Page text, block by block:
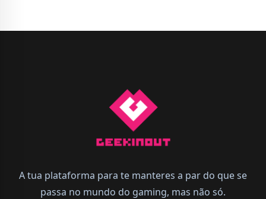
A tua plataforma para te manteres a par do que se
passa no mundo do gaming, mas não só.